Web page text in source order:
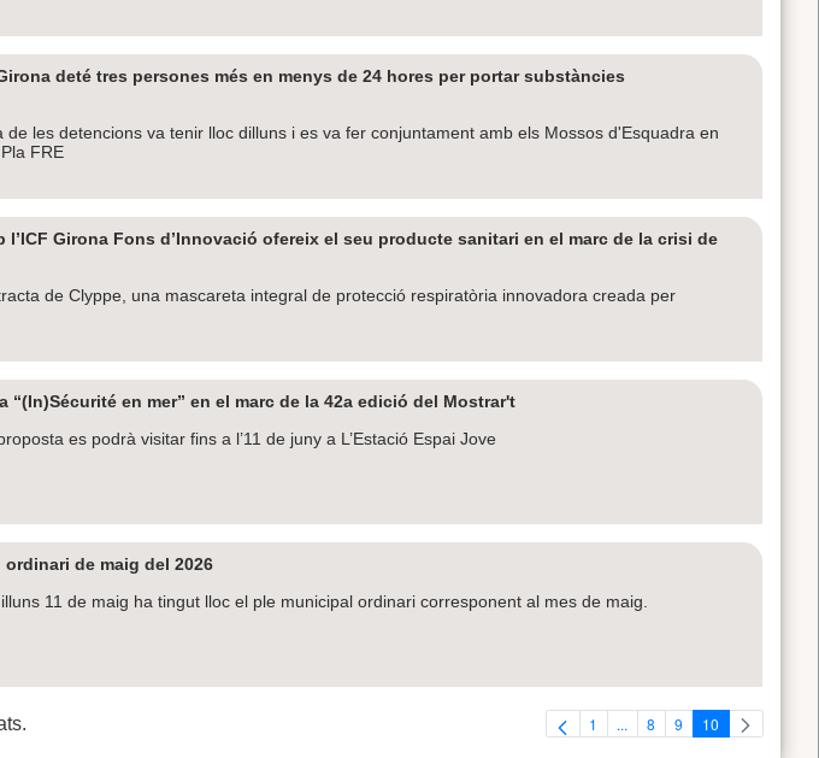
deté tres persones més en menys de 24 hores per portar substàncies
de les detencions va tenir lloc dilluns i es va fer conjuntament amb els Mossos d'Esquadra en
FRE
l’ICF Girona Fons d’Innovació ofereix el seu producte sanitari en el marc de la crisi de
de Clyppe, una mascareta integral de protecció respiratòria innovadora creada per
“(In)Sécurité en mer” en el marc de la 42a edició del Mostrar't
es podrà visitar fins a l’11 de juny a L’Estació Espai Jove
de maig del 2026
11 de maig ha tingut lloc el ple municipal ordinari corresponent al mes de maig.
Pàgina
1 ...Pàgines intermèdies Utilitzeu
Pàgina
8 Pàgina
9 Pàgina
10